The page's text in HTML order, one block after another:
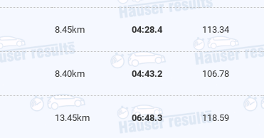
8.45km 04:28.4 113.34
8.40km 04:43.2 106.78
13.45km 06:48.3 118.59